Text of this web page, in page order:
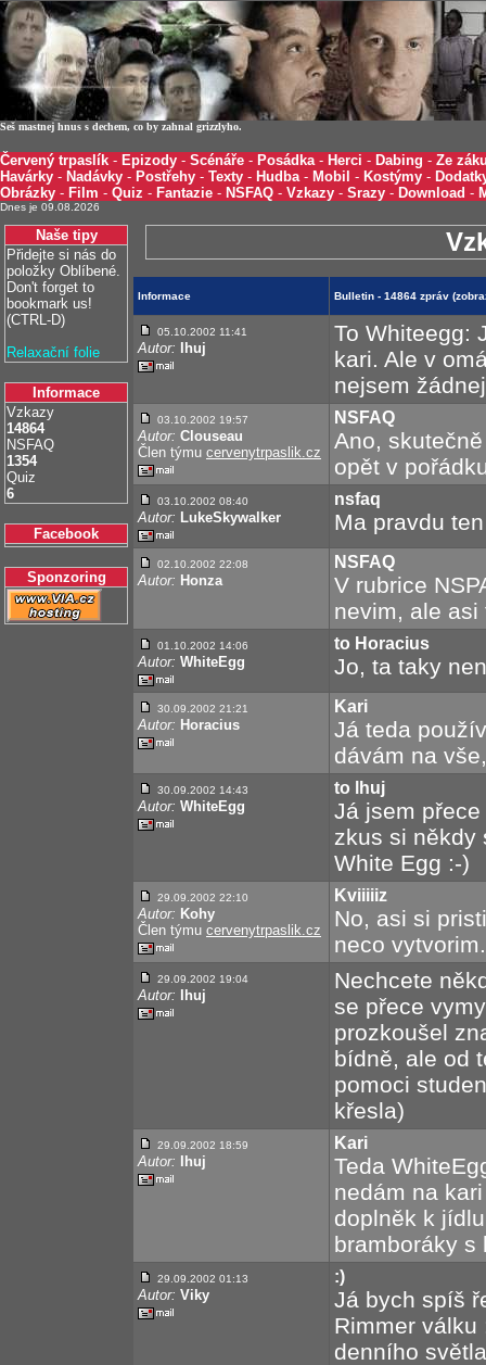
Seš mastnej hnus s dechem, co by zahnal grizzlyho.
Červený trpaslík - Epizody - Scénáře - Posádka- Herci - Dabing - Ze
Havárky - Nadávky - Postřehy - Texty - Hudba- Mobil - Kostýmy -
Obrázky - Film - Quiz - Fantazie - NSFAQ - Vzkazy - Srazy - Download -
Dnes je 09.08.2026
Naše tipy
Přidejte si nás do
položky Oblíbené.
Don't forget to
bookmark us!
(CTRL-D)
Relaxační folie
Informace
Vzkazy
14864
NSFAQ
1354
Quiz
6
Facebook
Sponzoring
Informace Bulletin - 14864 zpráv
05.10.2002 11:41
Autor: Ihuj
To Whiteegg:
kari. Ale v
nejsem
03.10.2002 19:57
Autor: Clouseau
Člen týmu cervenytrpaslik.cz
NSFAQ
Ano,
opět v
03.10.2002 08:40
Autor: LukeSkywalker
nsfaq
Ma pravdu
02.10.2002 22:08
Autor: Honza
NSFAQ
V rubrice
nevim, ale
01.10.2002 14:06
Autor: WhiteEgg
to Horacius
Jo, ta taky
30.09.2002 21:21
Autor: Horacius
Kari
Já teda
dávám na
30.09.2002 14:43
Autor: WhiteEgg
to lhuj
Já jsem
zkus si někdy
White Egg :-)
29.09.2002 22:10
Autor: Kohy
Člen týmu cervenytrpaslik.cz
Kviiiiiz
No, asi si
neco
29.09.2002 19:04
Autor: Ihuj
Nechcete
se přece
prozkoušel
bídně, ale od
pomoci
křesla)
29.09.2002 18:59
Autor: Ihuj
Kari
Teda
nedám na
doplněk k
bramboráky s
29.09.2002 01:13
Autor: Viky
:)
Já bych spíš
Rimmer válku
denního